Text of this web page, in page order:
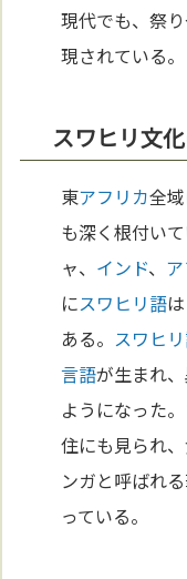
現代でも、祭
現されている。
スワヒリ文
東アフリカ全
も深く根付い
ャ、 インド、
にスワヒリ語は
ある。 スワヒ
言語が生まれ
ようになった
住にも見られ
ンガと呼ばれ
っている。